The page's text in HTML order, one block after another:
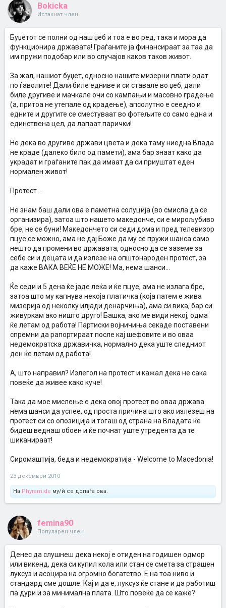
Bokicka
Истакнат член
Буџетот се полни од наш џеб и тоа е во ред, така и мора да
функционира државата! Граѓаните ја финансираат за таа да
им пружи подобар или во случајов каков таков живот.
За жал, нашиот буџет, односно нашите мизерни плати одат
по ѓаволите! Дали биле едниве и си ставале во џеб, дали
биле другиве и мачкале очи со кампањи и масовно градење
(а, притоа не утепале од крадење), апсолутно е сеедно и
едните и другите се сместуваат во фотељите со само една и
единствена цел, да лапаат парички!
Не дека во другиве држави цвета и дека таму ниедна Влада
не краде (далеко било од памети), ама бар знаат како да
украдат и граѓаните пак да имаат да си приуштат еден
нормален живот!
Протест...
Не знам баш дали ова е паметна солуција (во смисла да се
организира), затоа што нашето македонче, си е мирољубиво
бре, не се буни! Македончето си седи дома и пред телевизор
пцуе се можно, ама не дај Боже да му се пружи шанса само
нешто да промени во државата, односно да се заземе за
себе си и децата и да излезе на општонароден протест, за
да каже ВАКА ВЕЌЕ НЕ МОЖЕ! Ма, нема шанси...
Ќе седи и 5 дена ќе јаде леќа и ќе пцуе, ама не излага бре,
затоа што му капнува некоја платичка (која патем е жива
мизерија од неколку илјади денарчиња), ама си вика, бар си
живуркам ако ништо друго! Башка, ако ме види некој, одма
ќе летам од работа! Партиски војничиња секаде поставени
спремни да рапортираат после кај шефовите и во оваа
недемократска државичка, нормално дека уште следниот
ден ќе летам од работа!
А, што направил? Излегол на протест и кажал дека не сака
повеќе да живее како куче!
Така да мое мислење е дека овој протест во оваа држава
нема шанси да успее, од проста причина што ако излезеш на
протест си со опозиција и тогаш од страна на Владата ќе
бидеш веднаш обоен и ќе почнат уште утредента да те
шиканираат!
Сиромаштија, беда и недемократија - Welcome to Macedonia!
23 декември 2010
На Phyramide му/ѝ се допаѓа ова.
femina90
Популарен член
Денес да слушнеш дека некој е отиден на годишен одмор
или викенд, дека си купил кола или стан се смета за страшен
луксуз и асоцира на огромно богатство. Е на тоа ниво и
стандард сме дошле. Кај и да е, луксуз ќе стане и да работиш
па дури и за минимална плата. Што повеќе да се каже?